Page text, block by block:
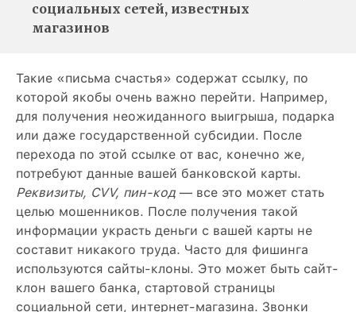
социальных сетей, известных
магазинов
Такие «письма счастья» содержат ссылку, по
которой якобы очень важно перейти. Например,
для получения неожиданного выигрыша, подарка
или даже государственной субсидии. После
перехода по этой ссылке от вас, конечно же,
потребуют данные вашей банковской карты.
Реквизиты, CVV, пин-код — все это может стать
целью мошенников. После получения такой
информации украсть деньги с вашей карты не
составит никакого труда. Часто для фишинга
используются сайты-клоны. Это может быть сайт-
клон вашего банка, стартовой страницы
социальной сети, интернет-магазина. Звонки